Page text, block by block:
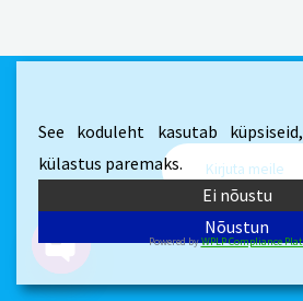
Kirjuta meile
See koduleht kasutab
külastus paremaks.
Ei nõustu
Nõustun
Powered byWPLP Compliance
Open chaty